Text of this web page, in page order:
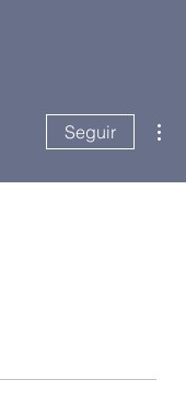
Seguir